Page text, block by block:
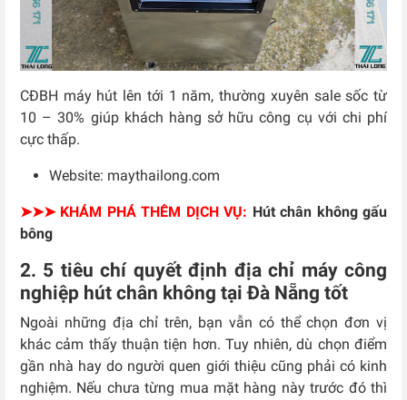
CĐBH máy hút lên tới 1 năm, thường xuyên sale sốc từ
10 – 30% giúp khách hàng sở hữu công cụ với chi phí
cực thấp.
Website: maythailong.com
➤➤➤ KHÁM PHÁ THÊM DỊCH VỤ: Hút chân không gấu
bông
2. 5 tiêu chí quyết định địa chỉ máy công
nghiệp hút chân không tại Đà Nẵng tốt
Ngoài những địa chỉ trên, bạn vẫn có thể chọn đơn vị
khác cảm thấy thuận tiện hơn. Tuy nhiên, dù chọn điểm
gần nhà hay do người quen giới thiệu cũng phải có kinh
nghiệm. Nếu chưa từng mua mặt hàng này trước đó thì